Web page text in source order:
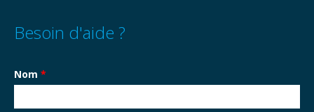
Besoin d'aide ?
Nom *